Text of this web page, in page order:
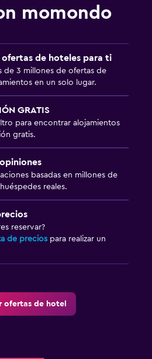
momondo
ofertas de hoteles para ti
de 3 millones de ofertas de
en un solo lugar.
GRATIS
para encontrar alojamientos
gratis.
basadas en millones de
reales.
reservar?
de precios para realizar un
ofertas de hotel